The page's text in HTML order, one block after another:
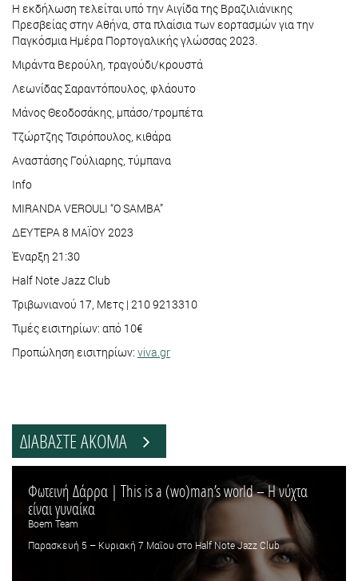
Η εκδήλωση τελείται υπό την Αιγίδα της Βραζιλιάνικης
Πρεσβείας στην Αθήνα, στα πλαίσια των εορτασμών για την
Παγκόσμια Ημέρα Πορτογαλικής γλώσσας 2023.
Μιράντα Βερούλη, τραγούδι/κρουστά
Λεωνίδας Σαραντόπουλος, φλάουτο
Μάνος Θεοδοσάκης, μπάσο/τρομπέτα
Τζώρτζης Τσιρόπουλος, κιθάρα
Αναστάσης Γούλιαρης, τύμπανα
Info
MIRANDA VEROULI “O SAMBA”
ΔΕΥΤΕΡΑ 8 ΜΑΪΟΥ 2023
Έναρξη 21:30
Half Note Jazz Club
Τριβωνιανού 17, Μετς | 210 9213310
Τιμές εισιτηρίων: από 10€
Προπώληση εισιτηρίων: viva.gr
ΔΙΑΒΑΣΤΕ ΑΚΟΜΑ
Φωτεινή Δάρρα | This is a (wo)man’s world – H νύχτα
είναι γυναίκα
Boem Team
Παρασκευή 5 – Κυριακή 7 Μαΐου στο Half Note Jazz Club